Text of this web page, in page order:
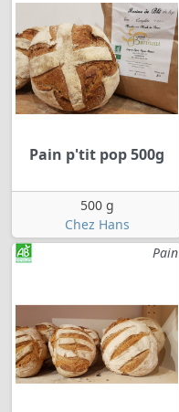
Pain p'tit pop 500g
500 g
Chez Hans
Pain